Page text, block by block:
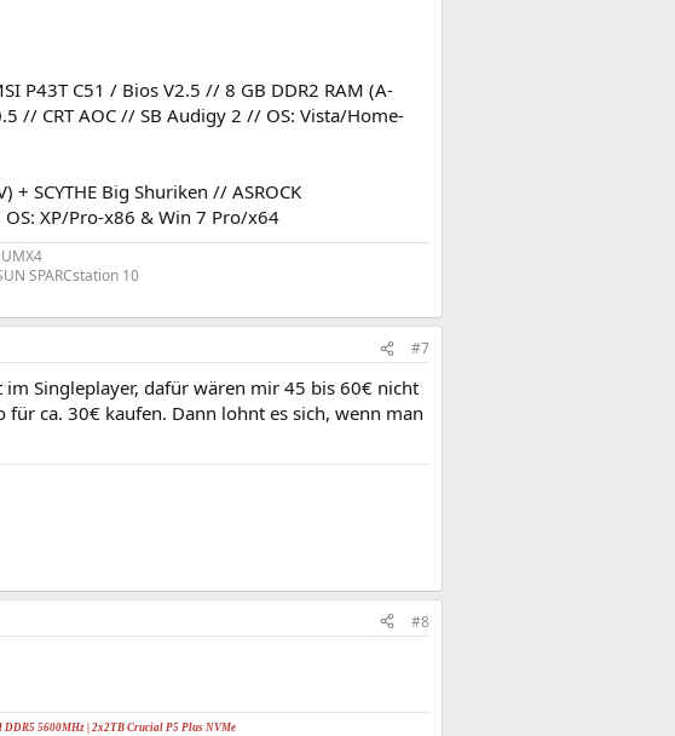
P43T C51 / Bios V2.5 // 8 GB DDR2 RAM (A-
// CRT AOC // SB Audigy 2 // OS: Vista/Home-
SCYTHE Big Shuriken // ASROCK
XP/Pro-x86 & Win 7 Pro/x64
SPARCstation 10
#7
Singleplayer, dafür wären mir 45 bis 60€ nicht
ca. 30€ kaufen. Dann lohnt es sich, wenn man
#8
DDR5 5600MHz | 2x2TB Crucial P5 Plus NVMe